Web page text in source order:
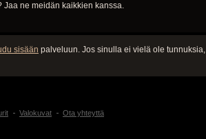
Jaa ne meidän kaikkien kanssa.
sisään palveluun. Jos sinulla ei vielä ole tunnuksia,
Valokuvat Ota yhteyttä